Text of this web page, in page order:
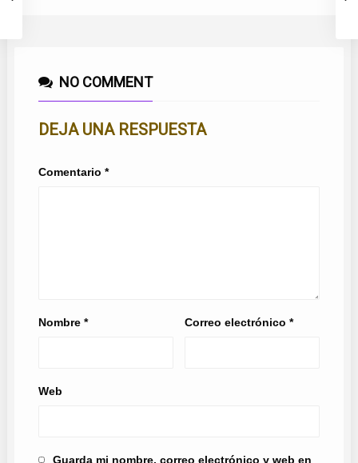
NO COMMENT
DEJA UNA RESPUESTA
Comentario *
Nombre * Correo electrónico*
Web
Guarda mi nombre, correo electrónico y web en